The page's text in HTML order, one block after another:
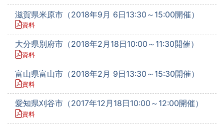
滋賀県米原市（2018年9月 6日13:30～15:00開催）
資料
大分県別府市（2018年2月18日10:00～11:30開催）
資料
富山県富山市（2018年2月 9日13:30～15:30開催）
資料
愛知県刈谷市（2017年12月18日10:00～12:00開催）
資料